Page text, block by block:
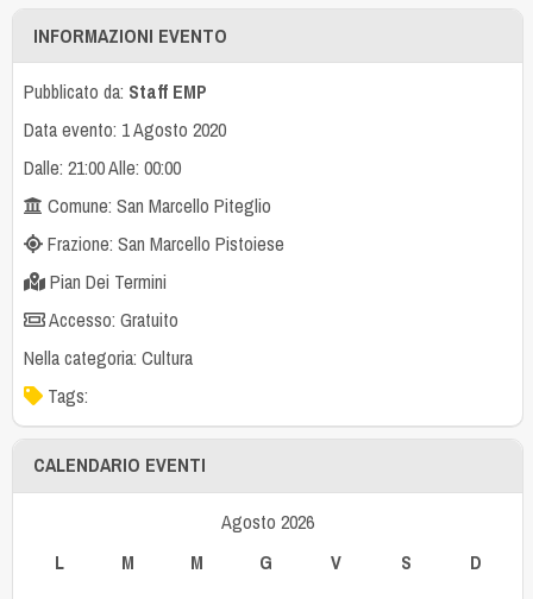
INFORMAZIONI EVENTO
Pubblicato da: Staff EMP
Data evento: 1 Agosto 2020
Dalle: 21:00 Alle: 00:00
Comune: San Marcello Piteglio
Frazione: San Marcello Pistoiese
Pian Dei Termini
Accesso: Gratuito
Nella categoria: Cultura
Tags:
CALENDARIO EVENTI
Agosto 2026
L
M M G V S D